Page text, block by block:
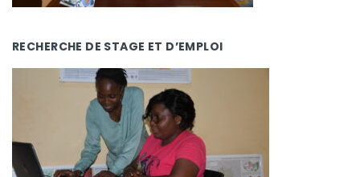
RECHERCHE DE STAGE ET D’EMPLOI